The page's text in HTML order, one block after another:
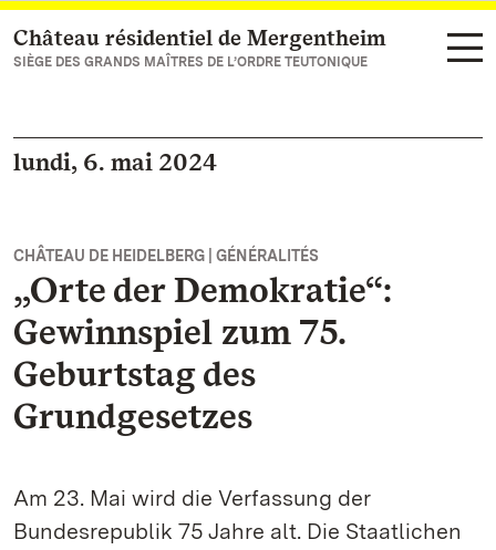
Vers la page d’accueil
Château résidentiel de Mergentheim
SIÈGE DES GRANDS MAÎTRES DE L’ORDRE TEUTONIQUE
lundi, 6. mai 2024
CHÂTEAU DE HEIDELBERG | GÉNÉRALITÉS
„Orte der Demokratie“:
Gewinnspiel zum 75.
Geburtstag des
Grundgesetzes
Am 23. Mai wird die Verfassung der
Bundesrepublik 75 Jahre alt. Die Staatlichen